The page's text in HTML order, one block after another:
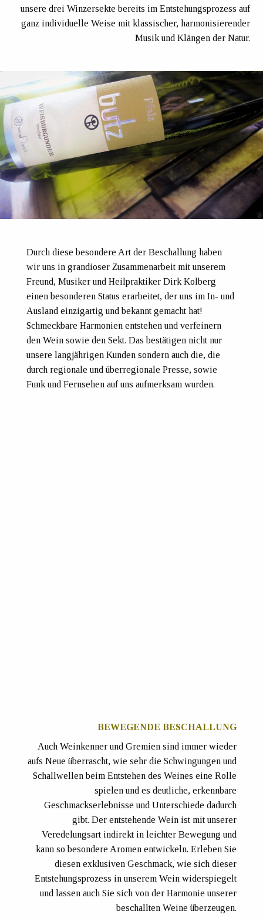
unsere drei Winzersekte bereits im Entstehungsprozess auf
ganz individuelle Weise mit klassischer, harmonisierender
Musik und Klängen der Natur.
Durch diese besondere Art der Beschallung haben
wir uns in grandioser Zusammenarbeit mit unserem
Freund, Musiker und Heilpraktiker Dirk Kolberg
einen besonderen Status erarbeitet, der uns im In- und
Ausland einzigartig und bekannt gemacht hat!
Schmeckbare Harmonien entstehen und verfeinern
den Wein sowie den Sekt. Das bestätigen nicht nur
unsere langjährigen Kunden sondern auch die, die
durch regionale und überregionale Presse, sowie
Funk und Fernsehen auf uns aufmerksam wurden.
BEWEGENDE BESCHALLUNG
Auch Weinkenner und Gremien sind immer wieder
aufs Neue überrascht, wie sehr die Schwingungen und
Schallwellen beim Entstehen des Weines eine Rolle
spielen und es deutliche, erkennbare
Geschmackserlebnisse und Unterschiede dadurch
gibt. Der entstehende Wein ist mit unserer
Veredelungsart indirekt in leichter Bewegung und
kann so besondere Aromen entwickeln. Erleben Sie
diesen exklusiven Geschmack, wie sich dieser
Entstehungsprozess in unserem Wein widerspiegelt
und lassen auch Sie sich von der Harmonie unserer
beschallten Weine überzeugen.